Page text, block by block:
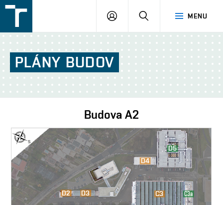
v
Brně
MENU
PŘIHLÁŠENÍ
PLÁNY BUDOV
Budova A2